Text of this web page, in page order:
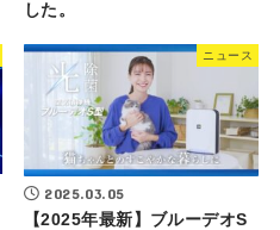
した。
ニュース
2025.03.05
【2025年最新】ブルーデオS